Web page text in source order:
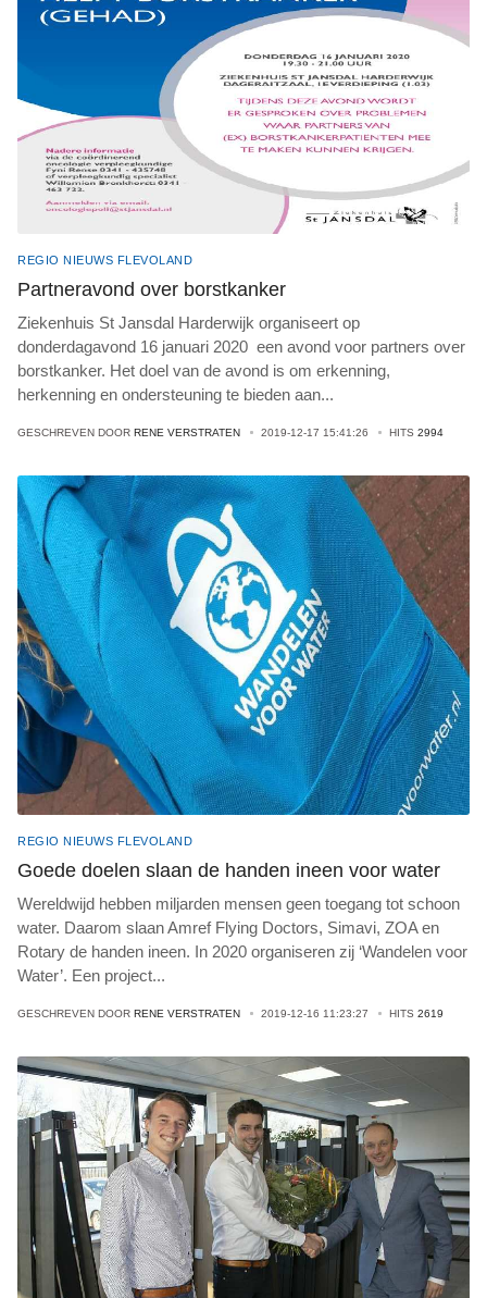
REGIO NIEUWS FLEVOLAND
Partneravond over borstkanker
Ziekenhuis St Jansdal Harderwijk organiseert op
donderdagavond 16 januari 2020 een avond voor partners over
borstkanker. Het doel van de avond is om erkenning,
herkenning en ondersteuning te bieden aan...
GESCHREVEN DOOR RENE VERSTRATEN 2019-12-17 15:41:26 HITS 2994
REGIO NIEUWS FLEVOLAND
Goede doelen slaan de handen ineen voor water
Wereldwijd hebben miljarden mensen geen toegang tot schoon
water. Daarom slaan Amref Flying Doctors, Simavi, ZOA en
Rotary de handen ineen. In 2020 organiseren zij ‘Wandelen voor
Water’. Een project...
GESCHREVEN DOOR RENE VERSTRATEN 2019-12-16 11:23:27 HITS 2619